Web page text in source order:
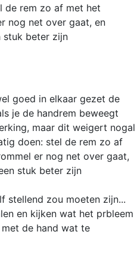
de rem zo af met het
nog net over gaat, en
stuk beter zijn
goed in elkaar gezet de
je de handrem beweegt
maar dit weigert nogal
doen: stel de rem zo af
er nog net over gaat,
stuk beter zijn
stellend zou moeten zijn...
en kijken wat het prbleem
de hand wat te